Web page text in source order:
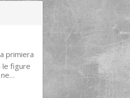
primiera
le figure